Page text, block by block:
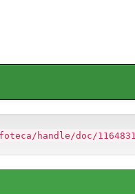
handle/doc/1164831